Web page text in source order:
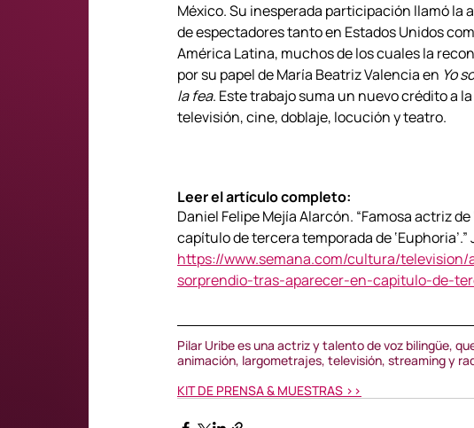
México. Su inesperada participación llamó la
de espectadores tanto en Estados Unidos
América Latina, muchos de los cuales la
por su papel de María Beatriz Valencia en Yo
la fea. Este trabajo suma un nuevo crédito a
televisión, cine, doblaje, locución y teatro.
Leer el artículo completo:
Daniel Felipe Mejía Alarcón. “Famosa actriz
capítulo de tercera temporada de ‘Euphoria’.”
https://www.semana.com/cultura/
sorprendio-tras-aparecer-en-capitulo-de-
Pilar Uribe es una actriz y talento de voz bilingüe,
animación, largometrajes, televisión, streaming y
KIT DE PRENSA & MUESTRAS >>